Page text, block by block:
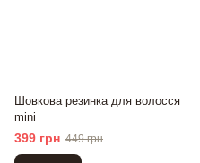
Шовкова резинка для волосся
mini
399 грн 449 грн